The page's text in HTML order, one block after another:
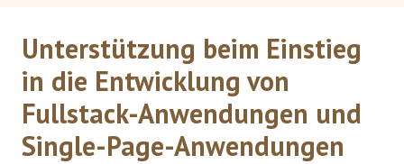
Unterstützung beim Einstieg
in die Entwicklung von
Fullstack-Anwendungen und
Single-Page-Anwendungen